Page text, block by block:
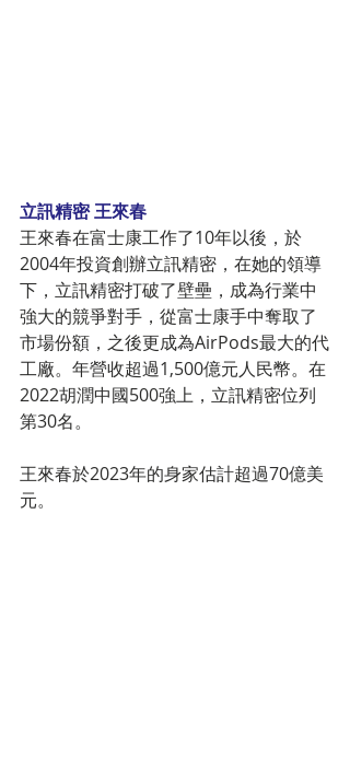
立訊精密 王來春
王來春在富士康工作了10年以後，於
2004年投資創辦立訊精密，在她的領導
下，立訊精密打破了壁壘，成為行業中
強大的競爭對手，從富士康手中奪取了
市場份額，之後更成為AirPods最大的代
工廠。年營收超過1,500億元人民幣。在
2022胡潤中國500強上，立訊精密位列
第30名。
王來春於2023年的身家估計超過70億美
元。